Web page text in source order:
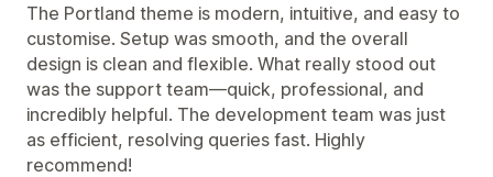
The Portland theme is modern, intuitive, and easy to
customise. Setup was smooth, and the overall
design is clean and flexible. What really stood out
was the support team—quick, professional, and
incredibly helpful. The development team was just
as efficient, resolving queries fast. Highly
recommend!